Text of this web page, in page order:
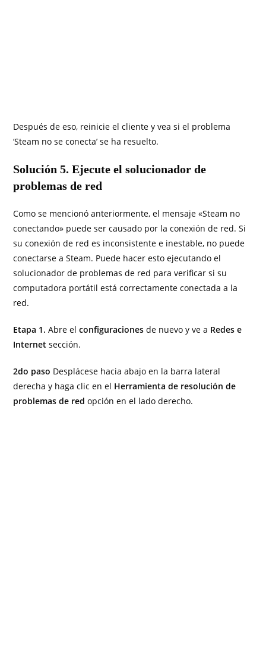
Después de eso, reinicie el cliente y vea si el problema
‘Steam no se conecta’ se ha resuelto.
Solución 5. Ejecute el solucionador de
problemas de red
Como se mencionó anteriormente, el mensaje «Steam no
conectando» puede ser causado por la conexión de red. Si
su conexión de red es inconsistente e inestable, no puede
conectarse a Steam. Puede hacer esto ejecutando el
solucionador de problemas de red para verificar si su
computadora portátil está correctamente conectada a la
red.
Etapa 1.Abre elconfiguracionesde nuevo y ve a Redes e
Internetsección.
2do paso Desplácese hacia abajo en la barra lateral
derecha y haga clic en el Herramienta de resolución de
problemas de redopción en el lado derecho.